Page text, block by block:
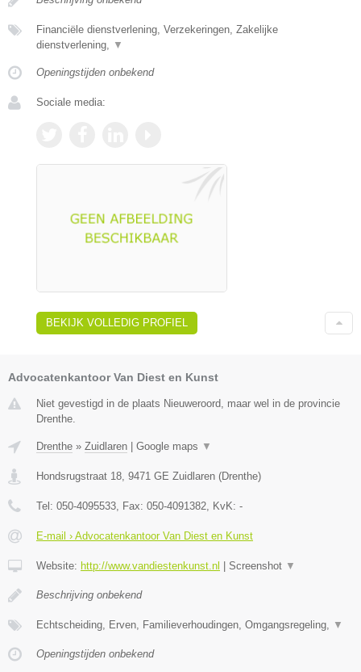
Financiële dienstverlening, Verzekeringen, Zakelijke
dienstverlening, ▼
Openingstijden onbekend
Sociale media:
BEKIJK VOLLEDIG PROFIEL
Advocatenkantoor Van Diest en Kunst
Niet gevestigd in de plaats Nieuweroord, maar wel in de provincie
Drenthe.
Drenthe » Zuidlaren Google maps ▼
Hondsrugstraat 18, 9471 GE Zuidlaren (Drenthe)
Tel: 050-4095533, Fax: 050-4091382, KvK: -
E-mail › Advocatenkantoor Van Diest en Kunst
Website: http://www.vandiestenkunst.nl Screenshot ▼
Beschrijving onbekend
Echtscheiding, Erven, Familieverhoudingen, Omgangsregeling, ▼
Openingstijden onbekend